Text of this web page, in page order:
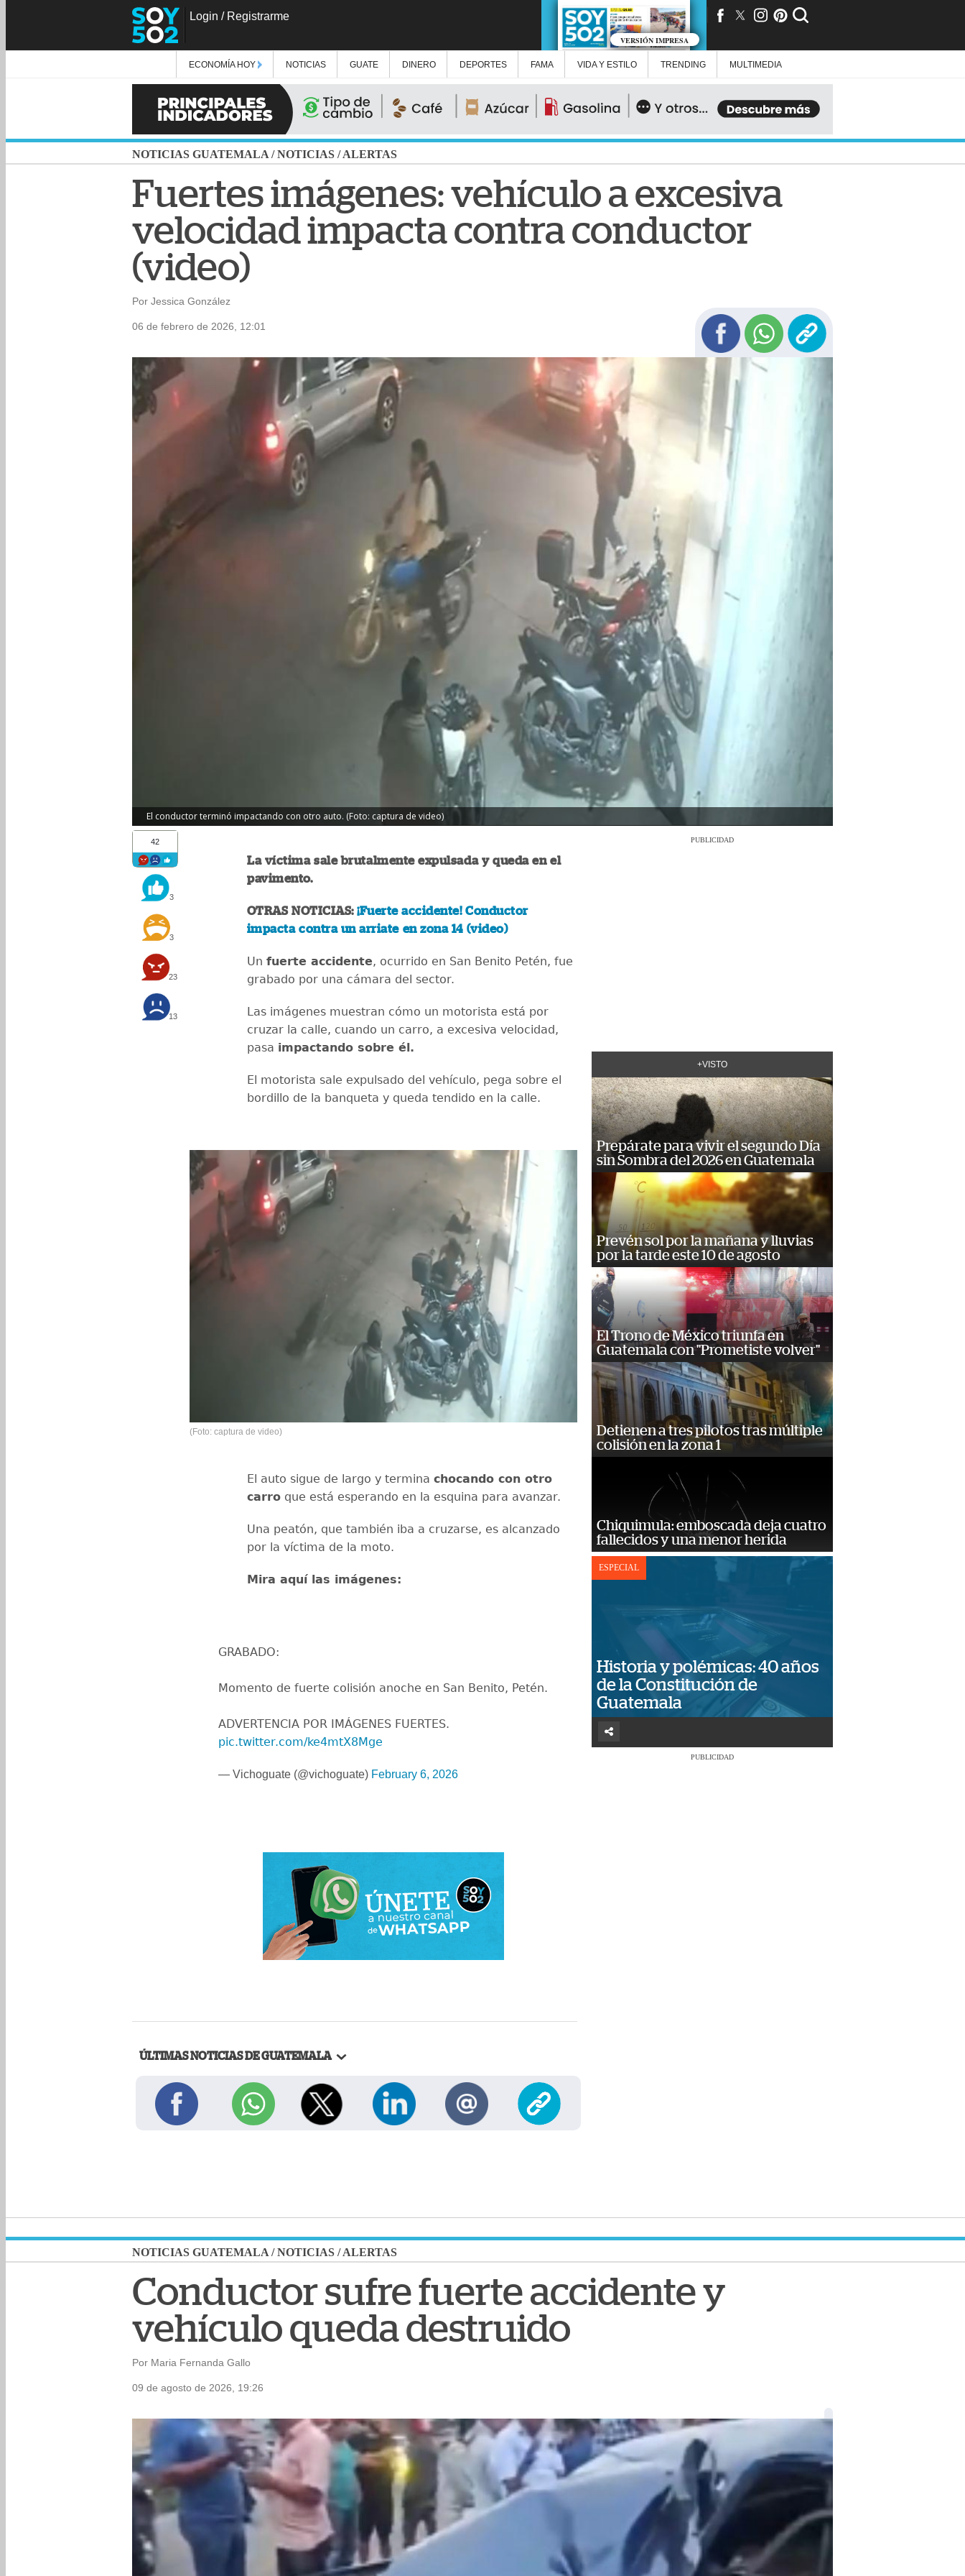
Login / Registrarme
VERSIÓN IMPRESA
ECONOMÍA HOY NOTICIAS GUATE DINERO DEPORTES FAMA VIDA Y ESTILO TRENDING MULTIMEDIA
NOTICIAS GUATEMALA /NOTICIAS /ALERTAS
Fuertes imágenes: vehículo a excesiva
velocidad impacta contra conductor
(video)
Por Jessica González
06 de febrero de 2026, 12:01
El conductor terminó impactando con otro auto. (Foto: captura de video)
42
3
3
23
13
La víctima sale brutalmente expulsada y queda en el
pavimento.
OTRAS NOTICIAS:¡Fuerte accidente! Conductor
impacta contra un arriate en zona 14 (video)
Un fuerte accidente, ocurrido en San Benito Petén, fue
grabado por una cámara del sector.
Las imágenes muestran cómo un motorista está por
cruzar la calle, cuando un carro, a excesiva velocidad,
pasa impactando sobre él.
El motorista sale expulsado del vehículo, pega sobre el
bordillo de la banqueta y queda tendido en la calle.
(Foto: captura de video)
El auto sigue de largo y termina chocando con otro
carro que está esperando en la esquina para avanzar.
Una peatón, que también iba a cruzarse, es alcanzado
por la víctima de la moto.
Mira aquí las imágenes:
GRABADO:
Momento de fuerte colisión anoche en San Benito, Petén.
ADVERTENCIA POR IMÁGENES FUERTES.
pic.twitter.com/ke4mtX8Mge
— Vichoguate (@vichoguate) February 6, 2026
ÚLTIMAS NOTICIAS DE GUATEMALA
PUBLICIDAD
+VISTO
Prepárate para vivir el segundo Día
sin Sombra del 2026 en Guatemala
Prevén sol por la mañana y lluvias
por la tarde este 10 de agosto
El Trono de México triunfa en
Guatemala con "Prometiste volver"
Detienen a tres pilotos tras múltiple
colisión en la zona 1
Chiquimula: emboscada deja cuatro
fallecidos y una menor herida
ESPECIAL
Historia y polémicas: 40 años
de la Constitución de
Guatemala
PUBLICIDAD
NOTICIAS GUATEMALA /NOTICIAS /ALERTAS
Conductor sufre fuerte accidente y
vehículo queda destruido
Por Maria Fernanda Gallo
09 de agosto de 2026, 19:26